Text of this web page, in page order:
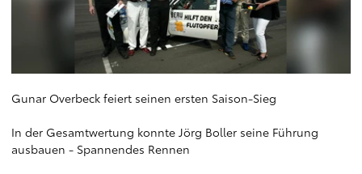
Gunar Overbeck feiert seinen ersten Saison-Sieg
In der Gesamtwertung konnte Jörg Boller seine Führung
ausbauen - Spannendes Rennen